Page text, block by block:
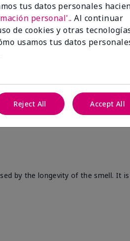
apple and almond products, she
opinión
by the longevity of the smell. It
tus datos personales
personal'.. Al continuar
de cookies y otras
usamos tus datos
Reject All Accept All